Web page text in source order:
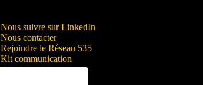
Nous suivre sur LinkedIn
Nous contacter
Rejoindre le Réseau 535
Kit communication